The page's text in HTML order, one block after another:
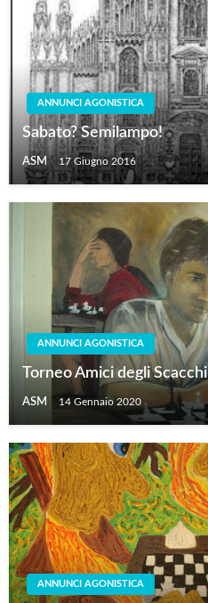
ANNUNCI AGONISTICA
Sabato? Semilampo!
ASM 17 Giugno 2016
ANNUNCI AGONISTICA
Torneo Amici degli Scacchi
ASM 14 Gennaio 2020
ANNUNCI AGONISTICA